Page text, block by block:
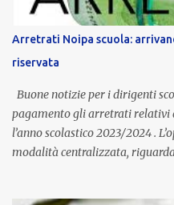
Provincia autonoma di
stipendio nazionale grazie alle
dall’autonomia locale. Non è
compenso accessorio, ma una
aggiornata periodicamente in
Arretrati Noipa scuola:
riservata
Buone notizie per i dirigenti
pagamento gli arretrati
l’anno scolastico 2023/2024 .
modalità centralizzata,